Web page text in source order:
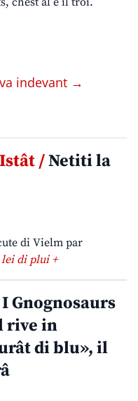
va indevant →
/Netiti la
di Vielm par
lei di plui +
I Gnognosaurs
rive in
di blu», il